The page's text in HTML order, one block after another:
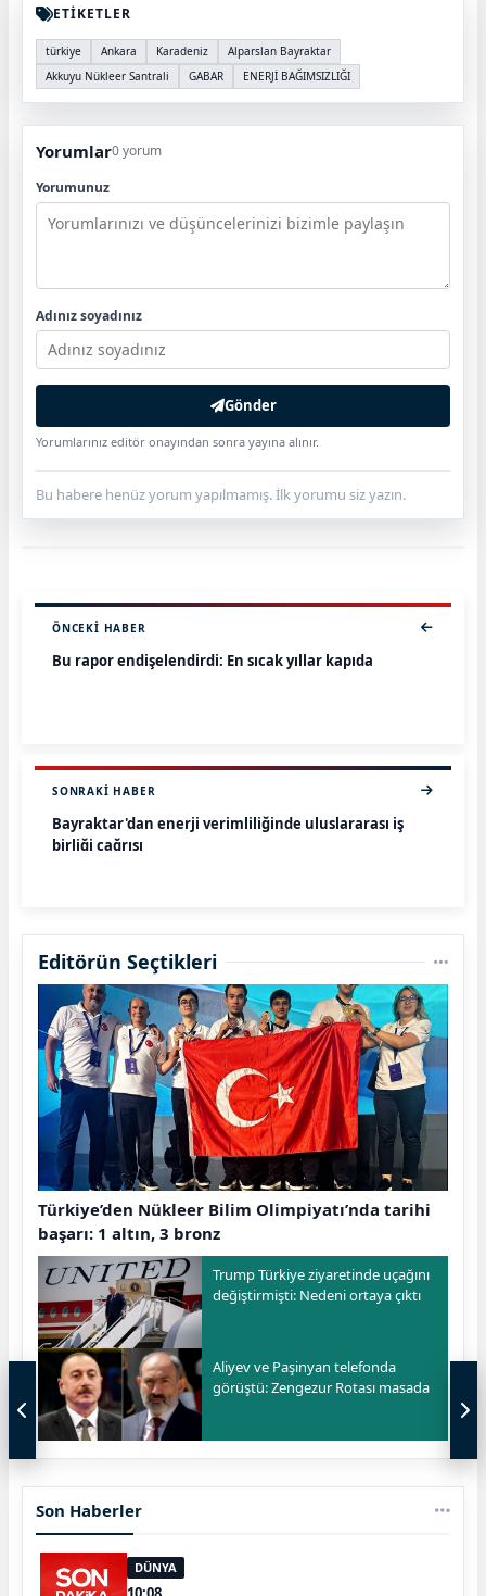
ETİKETLER
türkiye Ankara Karadeniz
Alparslan Bayraktar
Akkuyu Nükleer Santrali
GABAR ENERJİ BAĞIMSIZLIĞI
Yorumlar0 yorum
Yorumunuz
Adınız soyadınız
Gönder
Yorumlarınız editör onayından sonra yayına alınır.
Bu habere henüz yorum yapılmamış. İlk yorumu siz yazın.
ÖNCEKI HABER
Bu rapor endişelendirdi: En sıcak yıllar kapıda
SONRAKI HABER
Bayraktar'dan enerji verimliliğinde uluslararası iş
birliği çağrısı
Editörün Seçtikleri
Türkiye’den Nükleer Bilim Olimpiyatı’nda tarihi
başarı: 1 altın, 3 bronz
Trump Türkiye ziyaretinde uçağını
değiştirmişti: Nedeni ortaya çıktı
Aliyev ve Paşinyan telefonda
görüştü: Zengezur Rotası masada
Son Haberler
DÜNYA